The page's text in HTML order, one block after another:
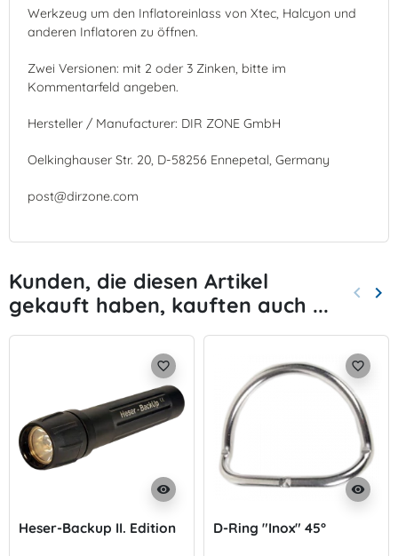
Werkzeug um den Inflatoreinlass von Xtec, Halcyon und
anderen Inflatoren zu öffnen.
Zwei Versionen: mit 2 oder 3 Zinken, bitte im
Kommentarfeld angeben.
Hersteller / Manufacturer: DIR ZONE GmbH
Oelkinghauser Str. 20, D-58256 Ennepetal, Germany
post@dirzone.com
Kunden, die diesen Artikel
gekauft haben, kauften auch ...
Zurück
keyboard_arrow_left keyboard_arrow_right
visibility
favorite_border
Heser-Backup II. Edition
visibility
favorite_border
D-Ring "Inox" 45°